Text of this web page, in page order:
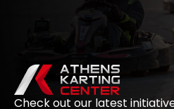
Check out our latest